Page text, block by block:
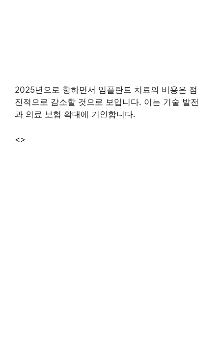
2025년으로 향하면서 임플란트 치료의 비용은 점
진적으로 감소할 것으로 보입니다. 이는 기술 발전
과 의료 보험 확대에 기인합니다.
<>